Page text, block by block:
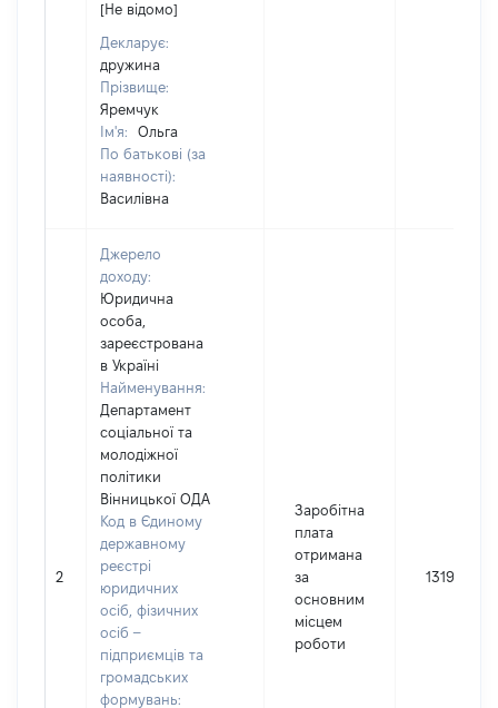
[Не відомо]
Декларує:
дружина
Прізвище:
Яремчук
Ім'я:
Ольга
По батькові (за
наявності):
Василівна
2
Джерело
доходу:
Юридична
особа,
зареєстрована
в Україні
Найменування:
Департамент
соціальної та
молодіжної
політики
Вінницької ОДА
Код в Єдиному
державному
реєстрі
юридичних
осіб, фізичних
осіб –
підприємців та
громадських
формувань:
Заробітна
плата
отримана
за
основним
місцем
роботи
131997